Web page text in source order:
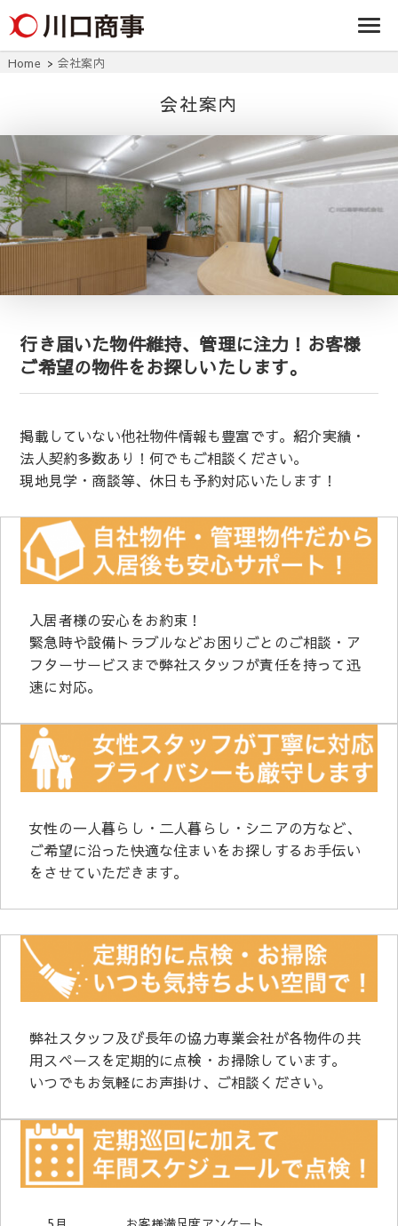
事株式
会社
アパート・マンシ
ョン・マンショ
ン・店舗・事務所
Home 会社案内
会社案内
行き届いた物件維持、管理に注力！お客様
ご希望の物件をお探しいたします。
掲載していない他社物件情報も豊富です。紹介実績・
法人契約多数あり！何でもご相談ください。
現地見学・商談等、休日も予約対応いたします！
入居者様の安心をお約束！
緊急時や設備トラブルなどお困りごとのご相談・ア
フターサービスまで弊社スタッフが責任を持って迅
速に対応。
女性の一人暮らし・二人暮らし・シニアの方など、
ご希望に沿った快適な住まいをお探しするお手伝い
をさせていただきます。
弊社スタッフ及び長年の協力専業会社が各物件の共
用スペースを定期的に点検・お掃除しています。
いつでもお気軽にお声掛け、ご相談ください。